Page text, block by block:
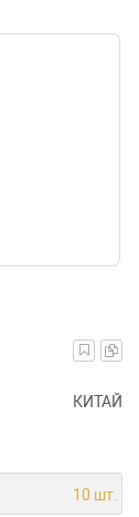
КИТАЙ
10 шт.